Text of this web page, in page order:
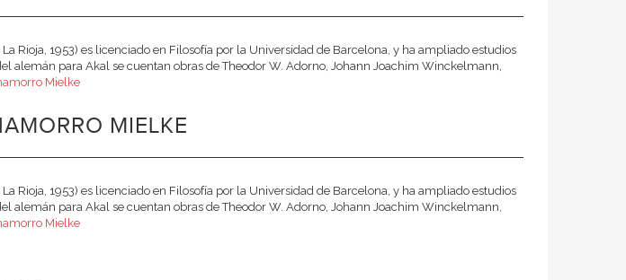
Rioja, 1953) es licenciado en Filosofía por la Universidad de Barcelona, y ha ampliado estudios
alemán para Akal se cuentan obras de Theodor W. Adorno, Johann Joachim Winckelmann,
Mielke
MIELKE
Rioja, 1953) es licenciado en Filosofía por la Universidad de Barcelona, y ha ampliado estudios
alemán para Akal se cuentan obras de Theodor W. Adorno, Johann Joachim Winckelmann,
Mielke